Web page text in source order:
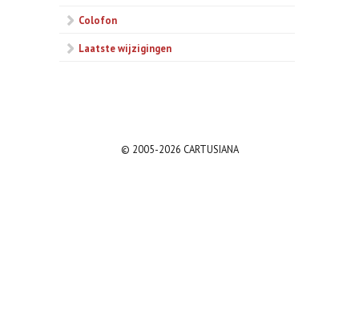
Colofon
Laatste wijzigingen
© 2005-2026 CARTUSIANA